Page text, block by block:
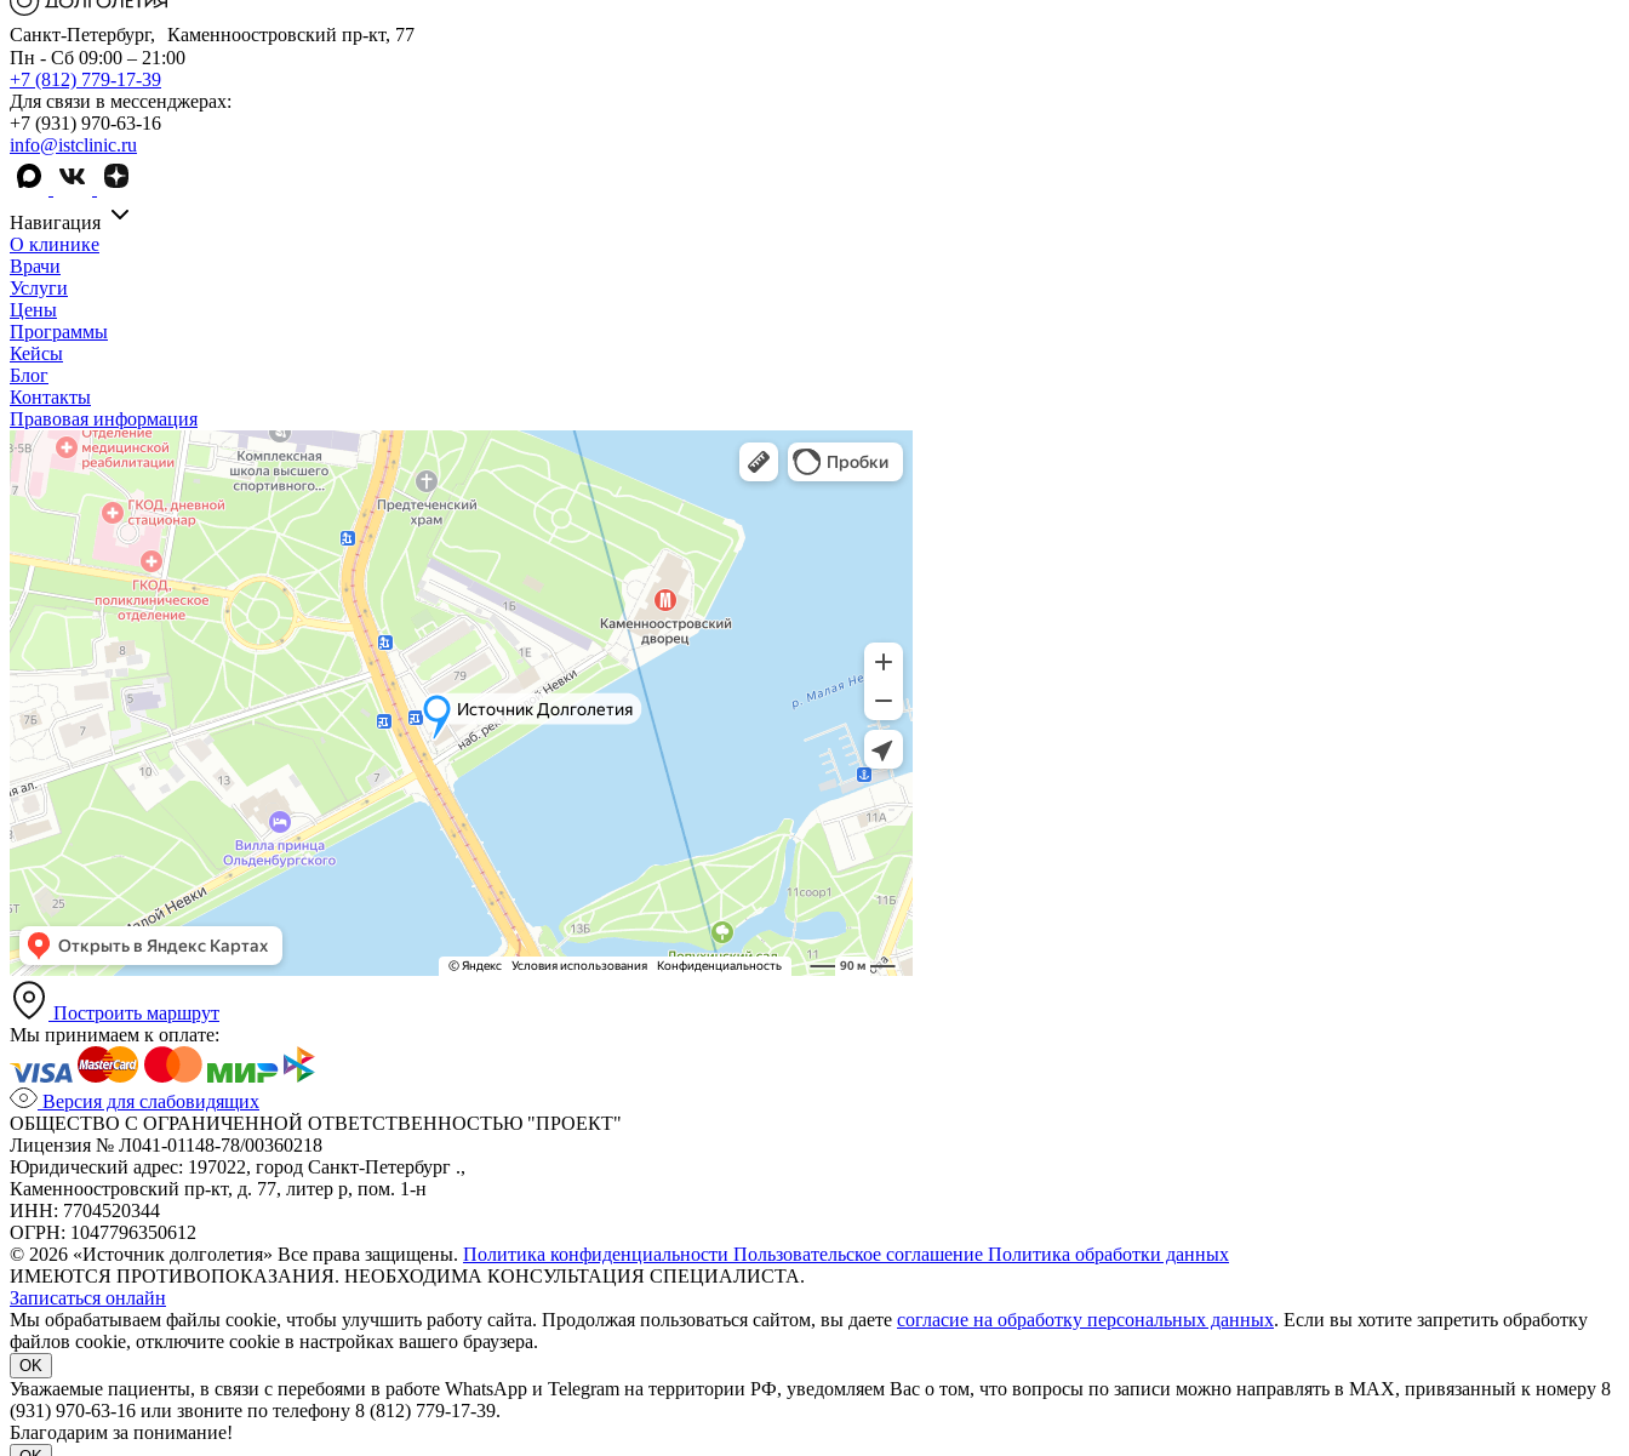
Санкт-Петербург, Каменноостровский пр-кт, 77
Пн - Сб 09:00 – 21:00
+7 (812) 779-17-39
Для связи в мессенджерах:
+7 (931) 970-63-16
info@istclinic.ru
Навигация
О клинике
Врачи
Услуги
Цены
Программы
Кейсы
Блог
Контакты
Правовая информация
Построить маршрут
Мы принимаем к оплате:
Версия для слабовидящих
ОБЩЕСТВО С ОГРАНИЧЕННОЙ ОТВЕТСТВЕННОСТЬЮ "ПРОЕКТ"
Лицензия № Л041-01148-78/00360218
Юридический адрес: 197022, город Санкт-Петербург .,
Каменноостровский пр-кт, д. 77, литер р, пом. 1-н
ИНН: 7704520344
ОГРН: 1047796350612
© 2026 «Источник долголетия» Все права защищены. Политика конфиденциальности Пользовательское соглашение Политика обработки данных
ИМЕЮТСЯ ПРОТИВОПОКАЗАНИЯ. НЕОБХОДИМА КОНСУЛЬТАЦИЯ СПЕЦИАЛИСТА.
Записаться онлайн
Мы обрабатываем файлы cookie, чтобы улучшить работу сайта. Продолжая пользоваться сайтом, вы даете согласие на обработку персональных данных. Если вы хотите запретить обработку
файлов cookie, отключите cookie в настройках вашего браузера.
OK
Уважаемые пациенты, в связи с перебоями в работе WhatsApp и Telegram на территории РФ, уведомляем Вас о том, что вопросы по записи можно направлять в MAX, привязанный к номеру 8
(931) 970-63-16 или звоните по телефону 8 (812) 779-17-39.
Благодарим за понимание!